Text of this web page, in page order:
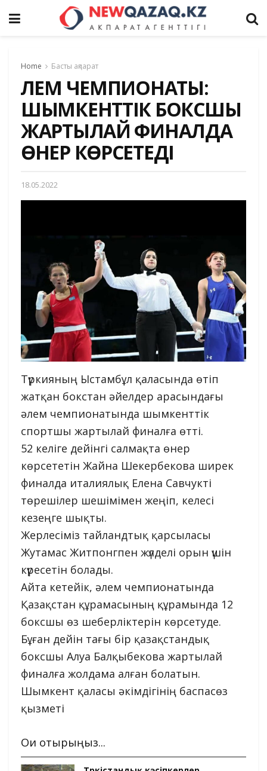
Home Басты ақпарат
ӘЛЕМ ЧЕМПИОНАТЫ:
ШЫМКЕНТТІК БОКСШЫ
ЖАРТЫЛАЙ ФИНАЛДА
ӨНЕР КӨРСЕТЕДІ
18.05.2022
Түркияның Ыстамбұл қаласында өтіп
жатқан бокстан әйелдер арасындағы
әлем чемпионатында шымкенттік
спортшы жартылай финалға өтті.
52 келіге дейінгі салмақта өнер
көрсететін Жайна Шекербекова ширек
финалда италиялық Елена Савчукті
төрешілер шешімімен жеңіп, келесі
кезеңге шықты.
Жерлесіміз тайландтық қарсыласы
Жутамас Житпонгпен жүлделі орын үшін
күресетін болады.
Айта кетейік, әлем чемпионатында
Қазақстан құрамасының құрамында 12
боксшы өз шеберліктерін көрсетуде.
Бұған дейін тағы бір қазақстандық
боксшы Алуа Балқыбекова жартылай
финалға жолдама алған болатын.
Шымкент қаласы әкімдігінің баспасөз
қызметі
Оқи отырыңыз...